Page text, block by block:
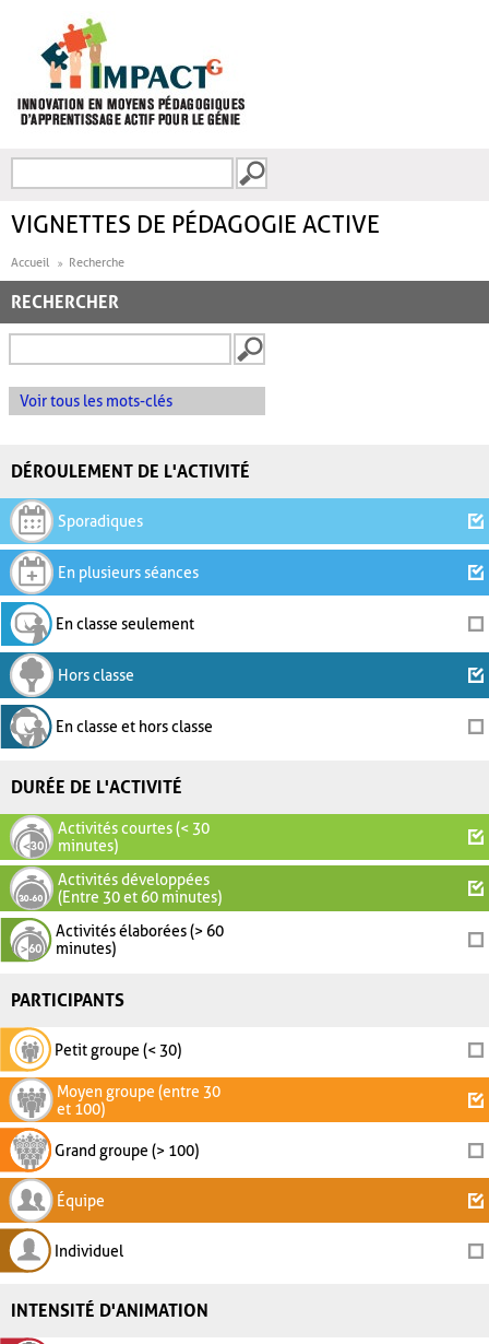
FORMULAIRE DE
VIGNETTES DE PÉDAGOGIE ACTIVE
Accueil Recherche
RECHERCHER
Voir tous les mots-clés
DÉROULEMENT DE L'ACTIVITÉ
Sporadiques
En plusieurs séances
En classe seulement
Hors classe
En classe et hors classe
DURÉE DE L'ACTIVITÉ
Activités courtes (< 30
minutes)
Activités développées
(Entre 30 et 60 minutes)
Activités élaborées (> 60
minutes)
PARTICIPANTS
Petit groupe (< 30)
Moyen groupe (entre 30
et 100)
Grand groupe (> 100)
Équipe
Individuel
INTENSITÉ D'ANIMATION